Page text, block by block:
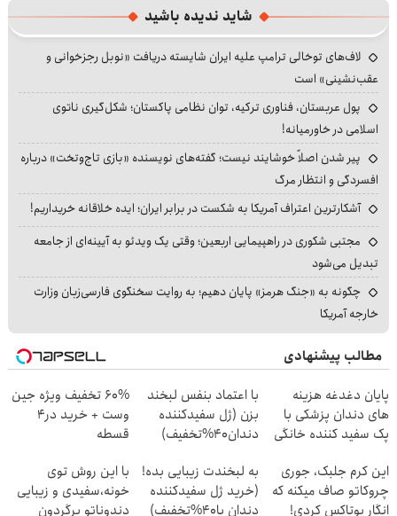
شاید ندیده باشید
لاف‌های توخالی ترامپ علیه ایران شایسته دریافت «نوبل رجزخوانی و
عقب‌نشینی» است
پول عربستان، فناوری ترکیه، توان نظامی پاکستان؛ شکل‌گیری ناتوی
اسلامی در خاورمیانه!
پیر شدن اصلاً خوشایند نیست؛ گفته‌های نویسنده «بازی تاج‌وتخت» درباره
افسردگی و انتظار مرگ
آشکارترین اعتراف آمریکا به شکست در برابر ایران؛ ایده خلاقانه خریداریم!
مجتبی شکوری در راهپیمایی اربعین؛ وقتی یک ویدئو به آیینه‌ای از جامعه
تبدیل می‌شود
چگونه به «جنگ هرمز» پایان دهیم؛ به روایت سخنگوی فارسی‌زبان وزارت
خارجه آمریکا
مطالب پیشنهادی
پایان دغدغه هزینه
های دندان پزشکی با
پک سفید کننده خانگی
با اعتماد بنفس لبخند
بزن (ژل سفیدکننده
دندان40%تخفیف)
60% تخفیف ویژه جین
وست + خرید در4
قسطه
این کرم جلبک، جوری
چروکاتو صاف میکنه که
انگار بوتاکس کردی!
به لبخندت زیبایی بده!
(خرید ژل سفیدکننده
دندان با40%تخفیف)
با این روش توی
خونه،سفیدی و زیبایی
دندوناتو برگردون